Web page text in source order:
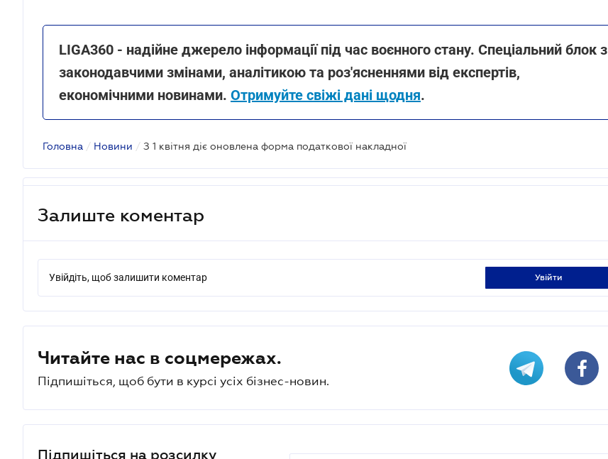
LIGA360 - надійне джерело інформації під час воєнного стану. Спеціальний блок з
законодавчими змінами, аналітикою та роз'ясненнями від експертів,
економічними новинами. Отримуйте свіжі дані щодня.
Головна / Новини / З 1 квітня діє оновлена форма податкової накладної
Залиште коментар
Увійдіть, щоб залишити коментар увійти
Читайте нас в соцмережах.
Підпишіться, щоб бути в курсі усіх бізнес-новин.
Підпишіться на розсилку